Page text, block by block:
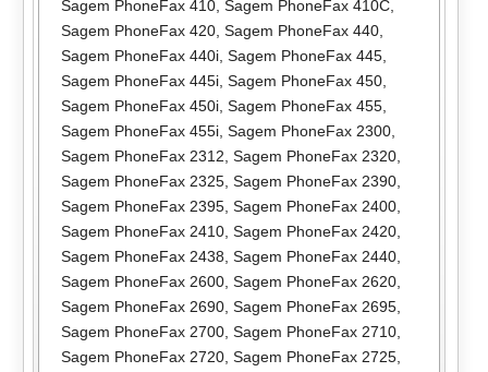
Sagem PhoneFax 410, Sagem PhoneFax 410C,
Sagem PhoneFax 420, Sagem PhoneFax 440,
Sagem PhoneFax 440i, Sagem PhoneFax 445,
Sagem PhoneFax 445i, Sagem PhoneFax 450,
Sagem PhoneFax 450i, Sagem PhoneFax 455,
Sagem PhoneFax 455i, Sagem PhoneFax 2300,
Sagem PhoneFax 2312, Sagem PhoneFax 2320,
Sagem PhoneFax 2325, Sagem PhoneFax 2390,
Sagem PhoneFax 2395, Sagem PhoneFax 2400,
Sagem PhoneFax 2410, Sagem PhoneFax 2420,
Sagem PhoneFax 2438, Sagem PhoneFax 2440,
Sagem PhoneFax 2600, Sagem PhoneFax 2620,
Sagem PhoneFax 2690, Sagem PhoneFax 2695,
Sagem PhoneFax 2700, Sagem PhoneFax 2710,
Sagem PhoneFax 2720, Sagem PhoneFax 2725,